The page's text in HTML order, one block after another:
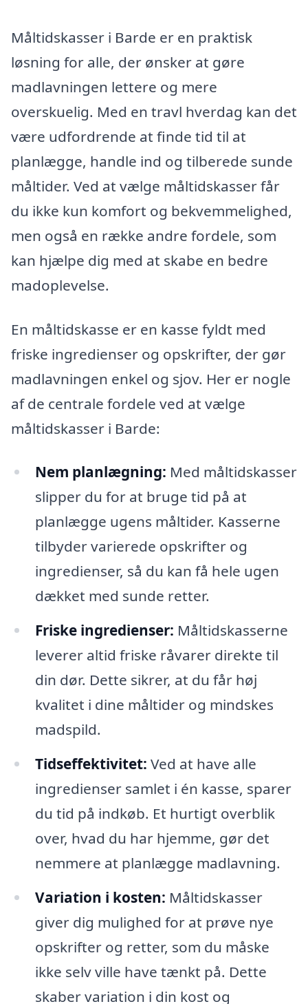
Måltidskasser i Barde er en praktisk
løsning for alle, der ønsker at gøre
madlavningen lettere og mere
overskuelig. Med en travl hverdag kan det
være udfordrende at finde tid til at
planlægge, handle ind og tilberede sunde
måltider. Ved at vælge måltidskasser får
du ikke kun komfort og bekvemmelighed,
men også en række andre fordele, som
kan hjælpe dig med at skabe en bedre
madoplevelse.
En måltidskasse er en kasse fyldt med
friske ingredienser og opskrifter, der gør
madlavningen enkel og sjov. Her er nogle
af de centrale fordele ved at vælge
måltidskasser i Barde:
Nem planlægning: Med måltidskasser
slipper du for at bruge tid på at
planlægge ugens måltider. Kasserne
tilbyder varierede opskrifter og
ingredienser, så du kan få hele ugen
dækket med sunde retter.
Friske ingredienser: Måltidskasserne
leverer altid friske råvarer direkte til
din dør. Dette sikrer, at du får høj
kvalitet i dine måltider og mindskes
madspild.
Tidseffektivitet: Ved at have alle
ingredienser samlet i én kasse, sparer
du tid på indkøb. Et hurtigt overblik
over, hvad du har hjemme, gør det
nemmere at planlægge madlavning.
Variation i kosten: Måltidskasser
giver dig mulighed for at prøve nye
opskrifter og retter, som du måske
ikke selv ville have tænkt på. Dette
skaber variation i din kost og